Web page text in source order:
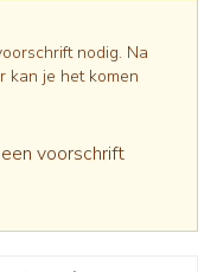
nodig. Na
kan je het komen
voorschrift